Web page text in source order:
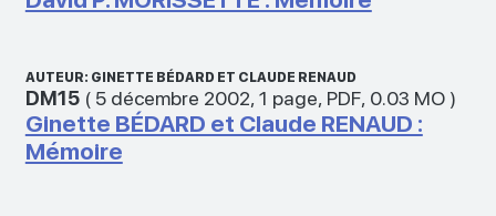
AUTEUR: GINETTE BÉDARD ET CLAUDE RENAUD
DM15( 5 décembre 2002, 1 page, PDF, 0.03 MO)
Ginette BÉDARD et Claude RENAUD :
Mémoire